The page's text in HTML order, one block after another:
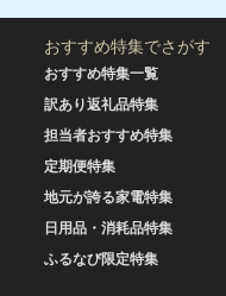
おすすめ特集でさがす
おすすめ特集一覧
訳あり返礼品特集
担当者おすすめ特集
定期便特集
地元が誇る家電特集
日用品・消耗品特集
ふるなび限定特集